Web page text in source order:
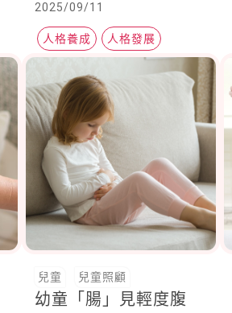
動航向的避風港？
2025/09/11
人格養成 人格發展
兒童 兒童照顧
幼童「腸」見輕度腹